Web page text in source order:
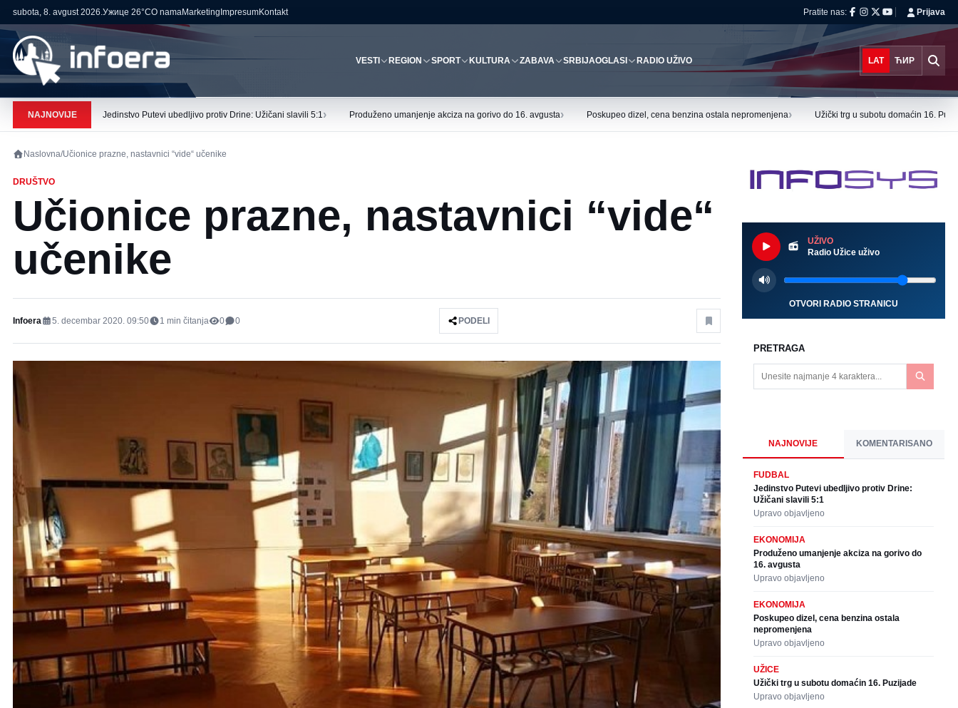
subota, 8. avgust 2026.Ужице 26°CO namaMarketing ImpresumKontakt Pratite nas: Prijava
VESTI REGION SPORT KULTURA ZABAVA SRBIJAOGLASI RADIO UŽIVO LAT ЋИР
NAJNOVIJE Jedinstvo Putevi ubedljivo protiv Drine: Užičani slavili 5:1› Produženo umanjenje akciza na gorivo do 16. avgusta› Poskupeo dizel, cena benzina ostala nepromenjena› Užički trg u subotu domaćin 16.
Naslovna/Učionice prazne, nastavnici “vide“ učenike
DRUŠTVO
Učionice prazne, nastavnici “vide“
učenike
Infoera 5. decembar 2020. 09:50 1 min čitanja 0 0 PODELI
UŽIVO
Radio Užice uživo
OTVORI RADIO STRANICU
PRETRAGA
NAJNOVIJE KOMENTARISANO
FUDBAL
Jedinstvo Putevi ubedljivo protiv Drine:
Užičani slavili 5:1
Upravo objavljeno
EKONOMIJA
Produženo umanjenje akciza na gorivo do
16. avgusta
Upravo objavljeno
EKONOMIJA
Poskupeo dizel, cena benzina ostala
nepromenjena
Upravo objavljeno
UŽICE
Užički trg u subotu domaćin 16. Puzijade
Upravo objavljeno